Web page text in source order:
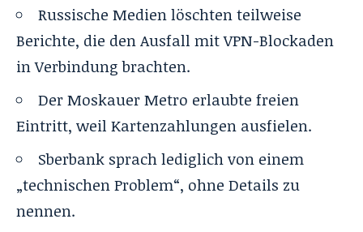
Russische Medien löschten teilweise
Berichte, die den Ausfall mit VPN-Blockaden
in Verbindung brachten.
Der Moskauer Metro erlaubte freien
Eintritt, weil Kartenzahlungen ausfielen.
Sberbank sprach lediglich von einem
„technischen Problem“, ohne Details zu
nennen.